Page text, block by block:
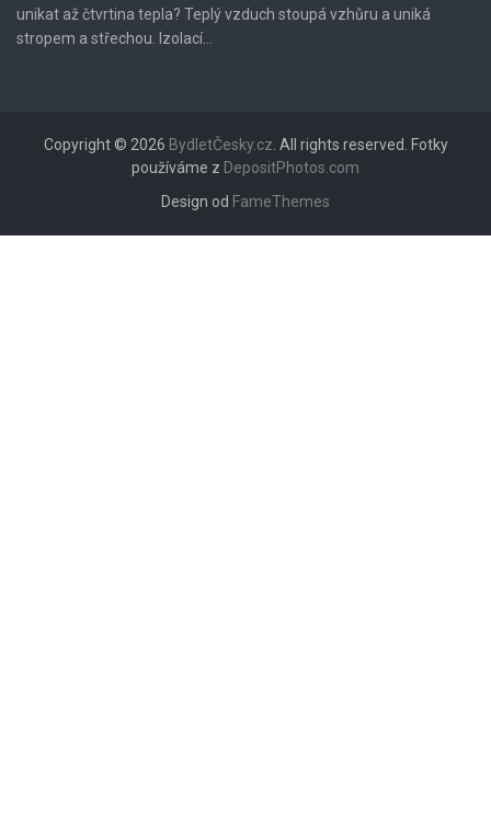
unikat až čtvrtina tepla? Teplý vzduch stoupá vzhůru a uniká
stropem a střechou. Izolací...
Copyright © 2026 BydletČesky.cz . All rights reserved. Fotky
používáme z DepositPhotos.com
Design od FameThemes